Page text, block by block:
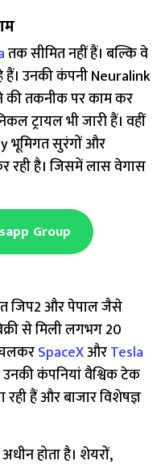
तक सीमित नहीं हैं। बल्कि वे
हैं। उनकी कंपनी Neuralink
की तकनीक पर काम कर
ट्रायल भी जारी हैं। वहीं
भूमिगत सुरंगों और
रही है। जिसमें लास वेगास
Group
जिप2 और पेपाल जैसे
से मिली लगभग 20
SpaceXऔरTesla
कंपनियां वैश्विक टेक
हैं और बाजार विशेषज्ञ
होता है। शेयरों,